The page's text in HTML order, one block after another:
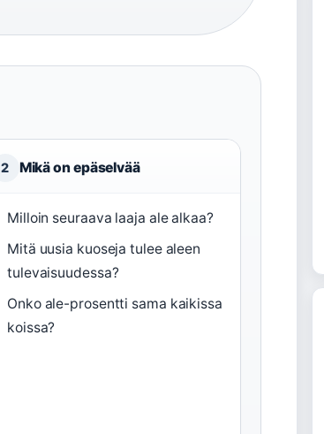
2 Mikä on epäselvää
Milloin seuraava laaja ale alkaa?
Mitä uusia kuoseja tulee aleen
tulevaisuudessa?
Onko ale-prosentti sama kaikissa
koissa?